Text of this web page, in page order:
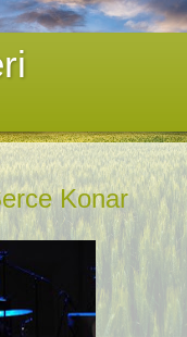
Konar